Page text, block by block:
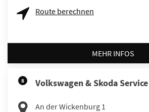
Route berechnen
MEHR INFOS
8 Volkswagen & Skoda
An der Wickenburg 1